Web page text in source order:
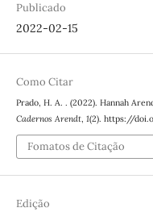
Publicado
2022-02-15
Como Citar
Prado, H. A. . (2022). Hannah
Cadernos Arendt, 1(2). https://
Fomatos de Citação
Edição